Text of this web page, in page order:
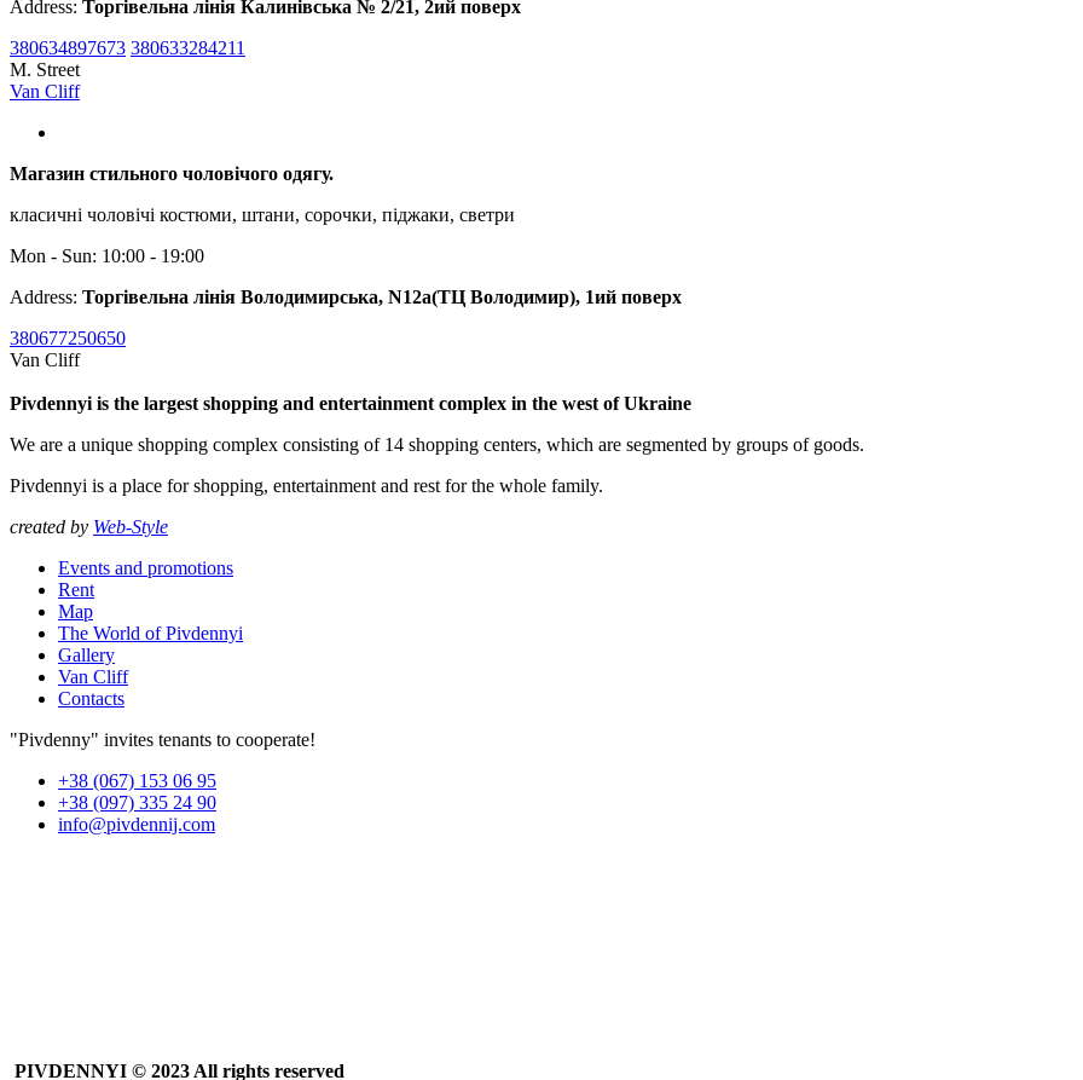
Address: Торгівельна лінія Калинівська № 2/21, 2ий поверх
380634897673 380633284211
M. Street
Van Cliff
Магазин стильного чоловічого одягу.
класичні чоловічі костюми, штани, сорочки, піджаки, светри
Mon - Sun: 10:00 - 19:00
Address: Торгівельна лінія Володимирська, N12a(ТЦ Володимир), 1ий поверх
380677250650
Van Cliff
Pivdennyi is the largest shopping and entertainment complex in the west of Ukraine
We are a unique shopping complex consisting of 14 shopping centers, which are segmented by groups of goods.
Pivdennyi is a place for shopping, entertainment and rest for the whole family.
created by Web-Style
Events and promotions
Rent
Map
The World of Pivdennyi
Gallery
Van Cliff
Contacts
"Pivdenny" invites tenants to cooperate!
+38 (067) 153 06 95
+38 (097) 335 24 90
info@pivdennij.com
PIVDENNYI © 2023 All rights reserved